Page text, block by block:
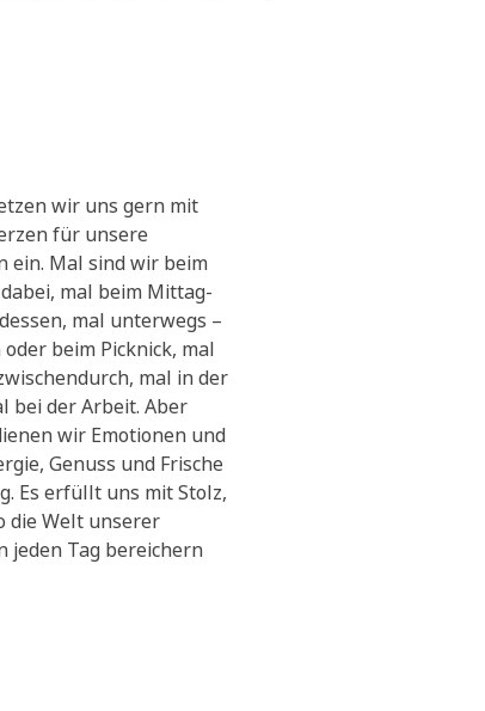
wir uns gern mit
für unsere
ein. Mal sind wir beim
mal beim Mittag-
mal unterwegs –
beim Picknick, mal
mal in der
bei der Arbeit. Aber
wir Emotionen und
Genuss und Frische
Es erfüllt uns mit Stolz,
die Welt unserer
jeden Tag bereichern